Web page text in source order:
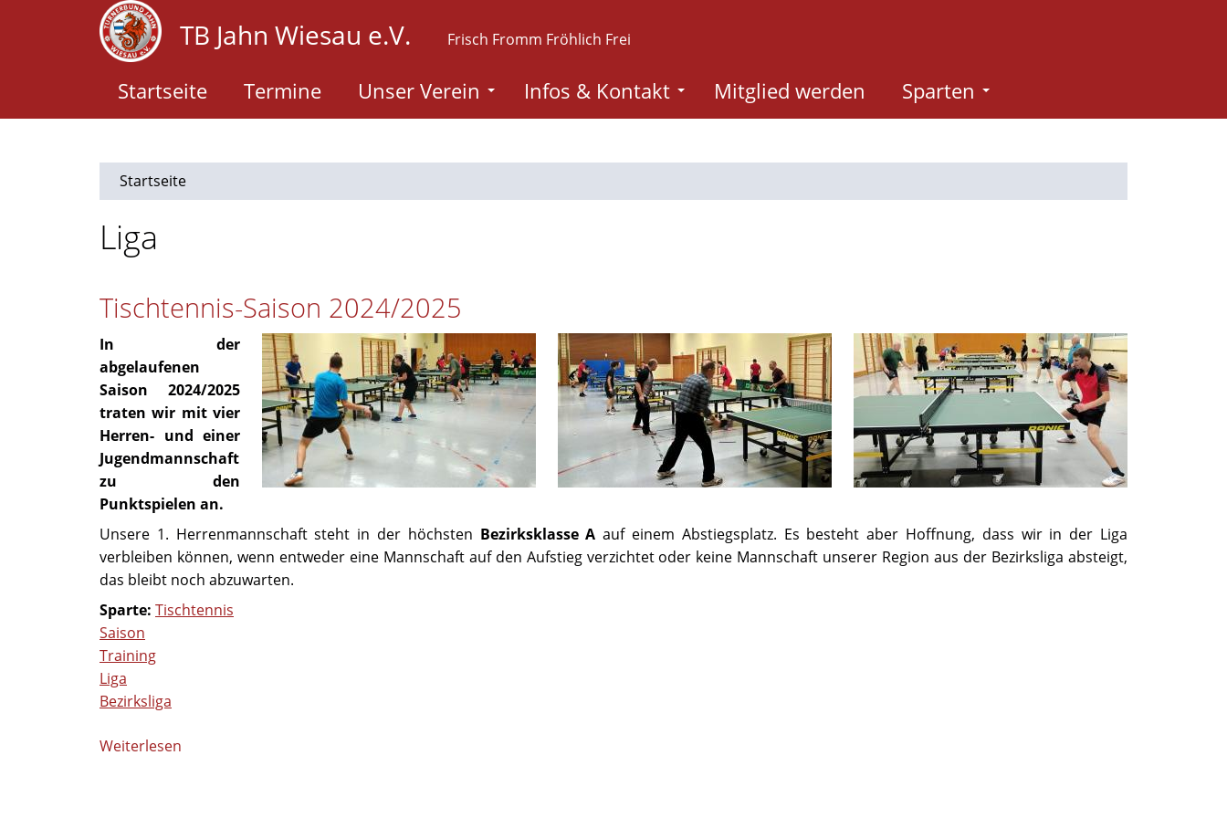
TB Jahn Wiesau e.V. Frisch Fromm Fröhlich Frei
Startseite Termine Unser Verein Infos & Kontakt Mitglied werden Sparten
Startseite
Liga
Tischtennis-Saison 2024/2025
In der
abgelaufenen
Saison 2024/2025
traten wir mit vier
Herren- und einer
Jugendmannschaft
zu den
Punktspielen an.
Unsere 1. Herrenmannschaft steht in der höchsten Bezirksklasse A auf einem Abstiegsplatz. Es besteht aber Hoffnung, dass wir in der Liga
verbleiben können, wenn entweder eine Mannschaft auf den Aufstieg verzichtet oder keine Mannschaft unserer Region aus der Bezirksliga absteigt,
das bleibt noch abzuwarten.
Sparte: Tischtennis
Saison
Training
Liga
Bezirksliga
Weiterlesen